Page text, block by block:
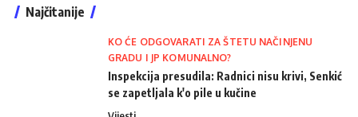
Najčitanije
KO ĆE ODGOVARATI ZA ŠTETU NAČINJENU
GRADU I JP KOMUNALNO?
Inspekcija presudila: Radnici nisu krivi, Senkić
se zapetljala k'o pile u kučine